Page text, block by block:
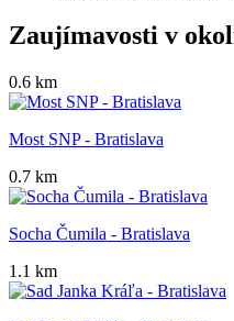
Zaujímavosti v
0.6 km
Most SNP - Bratislava
0.7 km
Socha Čumila - Bratislava
1.1 km